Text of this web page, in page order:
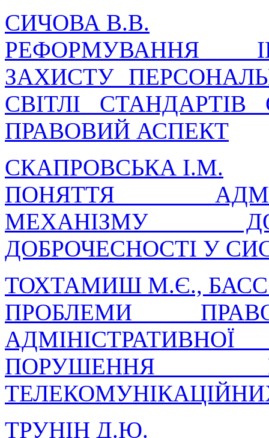
СИЧОВА В.В.
РЕФОРМУВАННЯ
ЗАХИСТУ
СВІТЛІ СТАНДАРТІВ
ПРАВОВИЙ АСПЕКТ
СКАПРОВСЬКА І.М.
ПОНЯТТЯ
МЕХАНІЗМУ
ДОБРОЧЕСНОСТІ У
ТОХТАМИШ М.Є.,
ПРОБЛЕМИ
ПОРУШЕННЯ
ТРУНІН Д.Ю.